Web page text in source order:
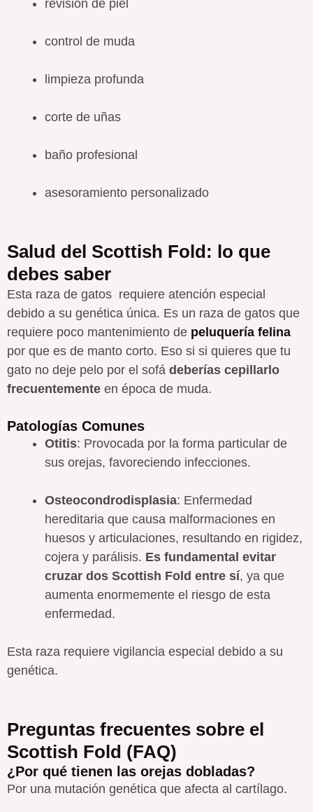
revisión de piel
control de muda
limpieza profunda
corte de uñas
baño profesional
asesoramiento personalizado
Salud del Scottish Fold: lo que
debes saber
Esta raza de gatos requiere atención especial
debido a su genética única. Es un raza de gatos que
requiere poco mantenimiento de peluquería felina
por que es de manto corto. Eso si si quieres que tu
gato no deje pelo por el sofá deberías cepillarlo
frecuentementeen época de muda.
Patologías Comunes
Otitis: Provocada por la forma particular de
sus orejas, favoreciendo infecciones.
Osteocondrodisplasia: Enfermedad
hereditaria que causa malformaciones en
huesos y articulaciones, resultando en rigidez,
cojera y parálisis. Es fundamental evitar
cruzar dos Scottish Fold entre sí, ya que
aumenta enormemente el riesgo de esta
enfermedad.
Esta raza requiere vigilancia especial debido a su
genética.
Preguntas frecuentes sobre el
Scottish Fold (FAQ)
¿Por qué tienen las orejas dobladas?
Por una mutación genética que afecta al cartílago.